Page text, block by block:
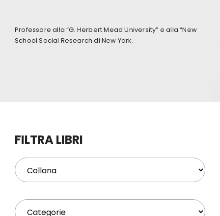
Profilo
Professore alla “G. Herbert Mead University” e alla “New
School Social Research di New York.
FILTRA LIBRI